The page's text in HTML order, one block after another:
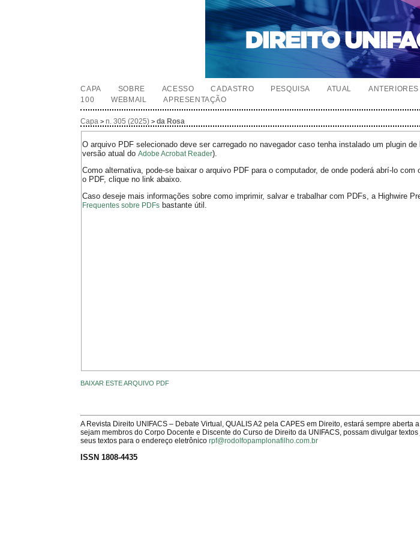
CAPA SOBRE ACESSO CADASTRO PESQUISA ATUAL ANTERIORES
100
WEBMAIL APRESENTAÇÃO
Capa >n. 305 (2025) >da Rosa
O arquivo PDF selecionado deve ser carregado no navegador caso tenha instalado um plugin
versão atual doAdobe Acrobat Reader).
Como alternativa, pode-se baixar o arquivo PDF para o computador, de onde poderá abrí-lo
o PDF, clique no link abaixo.
Caso deseje mais informações sobre como imprimir, salvar e trabalhar com PDFs, a Highwire
Frequentes sobre PDFs bastante útil.
BAIXAR ESTE ARQUIVO PDF
A Revista Direito UNIFACS – Debate Virtual, QUALIS A2 pela CAPES em Direito, estará sempre
sejam membros do Corpo Docente e Discente do Curso de Direito da UNIFACS, possam divulgar
seus textos para o endereço eletrônicorpf@rodolfopamplonafilho.com.br
ISSN 1808-4435